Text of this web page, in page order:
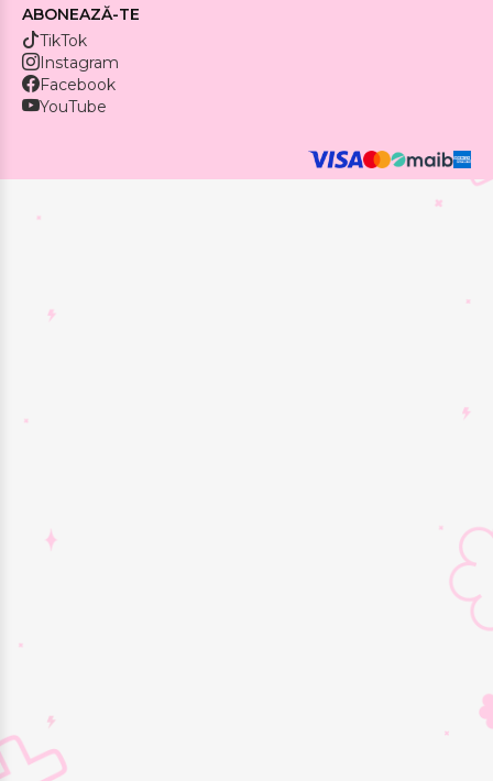
ABONEAZĂ-TE
TikTok
Instagram
Facebook
YouTube